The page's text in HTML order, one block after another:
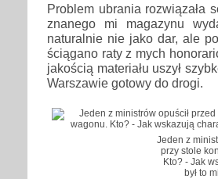
Problem ubrania rozwiązała
znanego mi magazynu
naturalnie nie jako dar, ale
ściągano raty z mych
jakością materiału uszył
Warszawie gotowy do drogi.
Jeden z
przy stole
Kto? - Jak
był to